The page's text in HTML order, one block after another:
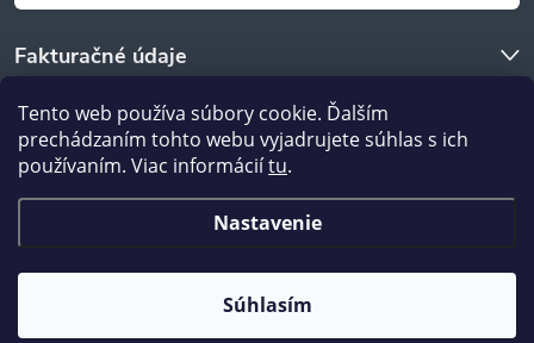
Tento web používa súbory cookie. Ďalším
prechádzaním tohto webu vyjadrujete súhlas s ich
používaním. Viac informáciítu.
Nastavenie
Súhlasím
Fakturačné údaje
O nákupe
Copyright 2026nanábytok.sk. Všetky práva vyhradené.